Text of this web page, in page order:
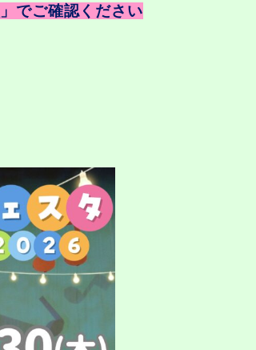
」でご確認ください